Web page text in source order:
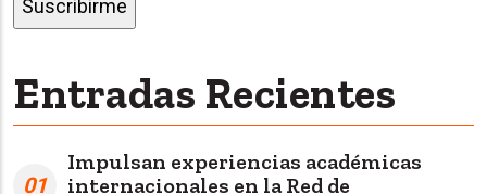
Entradas Recientes
01
Impulsan experiencias académicas
internacionales en la Red de